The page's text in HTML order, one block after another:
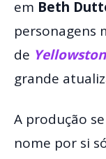
em Beth
personagens
de
grande
A produção
nome por si